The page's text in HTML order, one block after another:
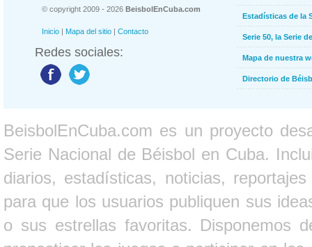
© copyright 2009 - 2026 BeisbolEnCuba.com
Inicio | Mapa del sitio | Contacto
Redes sociales:
Estadísticas de la
Serie 50, la Serie
Mapa de nuestra
Directorio de
BeisbolEnCuba.com es un proyecto
Serie Nacional de Béisbol en Cuba.
diarios, estadísticas, noticias,
para que los usuarios publiquen sus
o sus estrellas favoritas. Disponemos